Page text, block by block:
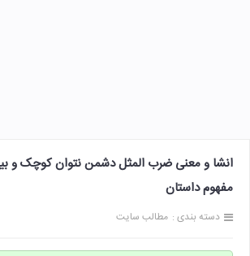
انشا و معنی ضرب المثل دشمن نتوان کوچک و
مفهوم داستان
دسته بندی : مطالب سایت